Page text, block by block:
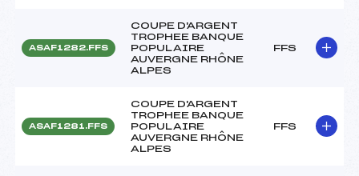
ASAF1282.FFS
COUPE D'ARGENT
TROPHEE BANQUE
POPULAIRE
AUVERGNE RHÔNE
ALPES
FFS
ASAF1281.FFS
COUPE D'ARGENT
TROPHEE BANQUE
POPULAIRE
AUVERGNE RHÔNE
ALPES
FFS